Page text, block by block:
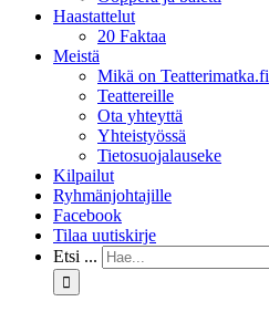
Haastattelut
20 Faktaa
Meistä
Mikä on Teatterimatka.fi
Teattereille
Ota yhteyttä
Yhteistyössä
Tietosuojalauseke
Kilpailut
Ryhmänjohtajille
Facebook
Tilaa uutiskirje
Etsi ...